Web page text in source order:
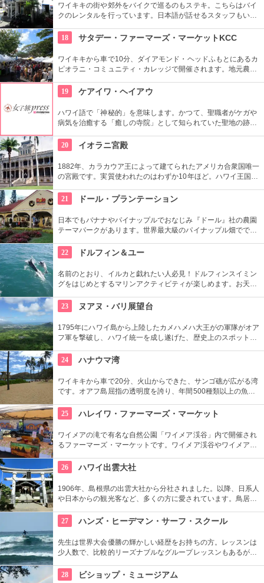
ワイキキの街や郊外をバイクで巡るのもステキ。こちらはバイ
クのレンタルを行っています。日本語が話せるスタッフもいる
のレンタルでも有名ですよ。
18 サタデー・ファーマーズ・マーケットKCC
ワイキキから車で10分、ダイアモンド・ヘッドふもとにあるカ
ピオラニ・コミュニティ・カレッジで開催されます。地元農家
食べたくなっちゃいそう。ロコも観光客も多く集まる人気の朝
市なので、売り切れが発生するかも。なるべく早い時間に行っ
てみよう。
19 ケアイワ・ヘイアウ
ハワイ語で「神秘的」を意味します。かつて、聖職者がケガや
病気を治癒する「癒しの寺院」として知られていた聖地の跡地
れ、市民の憩いの場所になっています。
20 イオラニ宮殿
1882年、カラカウア王によって建てられたアメリカ合衆国唯一
の宮殿です。実質使われたのはわずか10年ほど。ハワイ王国滅
を経て一般公開されました。豪華絢爛な調度品は当時の4割程
度の数だとか。
21 ドール・プランテーション
日本でもバナナやパイナップルでおなじみ『ドール』社の農園
テーマパークがあります。世界最大級のパイナップル畑ででき
めるアトラクションがあります。カワイイお土産もいっぱい。
22 ドルフィン＆ユー
名前のとおり、イルカと戯れたい人必見！ドルフィンスイミン
グをはじめとするマリンアクティビティが楽しめます。お天気
いそう。バーベキューやフラ、ウクレレ演奏など、嬉しいおも
てなしも。
23 ヌアヌ・バリ展望台
1795年にハワイ島から上陸したカメハメハ大王がの軍隊がオア
フ軍を撃破し、ハワイ統一を成し遂げた、歴史上のスポットで
から広がる絶景は感動モノ。海から吹く風は強烈です。
24 ハナウマ湾
ワイキキから車で20分、火山からできた、サンゴ礁が広がる湾
です。オアフ島屈指の透明度を誇り、年間500種類以上の魚が
で年間100万人以上の観光客が訪れます。
25 ハレイワ・ファーマーズ・マーケット
ワイメアの滝で有名な自然公園「ワイメア渓谷」内で開催され
るファーマーズ・マーケットです。ワイメア渓谷やワイメアの
していますので、おやつはもちろん、ディナーを楽しむのもア
リですね。
26 ハワイ出雲大社
1906年、島根県の出雲大社から分社されました。以降、日系人
や日本からの観光客など、多くの方に愛されています。鳥居や
りそう。日本とハワイで2度お祈りされたお守りも好評です。
27 ハンズ・ヒーデマン・サーフ・スクール
先生は世界大会優勝の輝かしい経歴をお持ちの方。レッスンは
少人数で、比較的リーズナブルなグループレッスンもあるが、
心者の方も基本動作からきちんと学んで、いざ海へ！
28 ビショップ・ミュージアム